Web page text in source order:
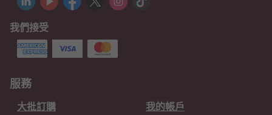
我們接受
服務
大批訂購
我的帳戶